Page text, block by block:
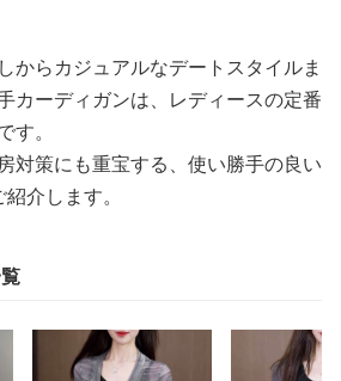
からカジュアルなデートスタイルま
カーディガンは、レディースの定番
。
対策にも重宝する、使い勝手の良い
介します。